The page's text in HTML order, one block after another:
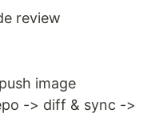
review
image
-> diff & sync ->